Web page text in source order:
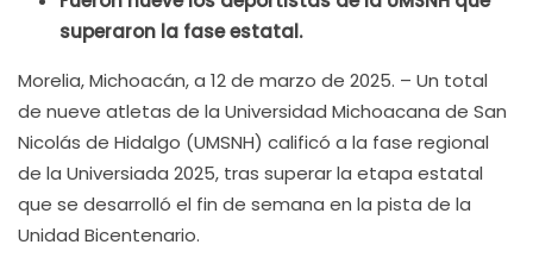
superaron la fase estatal.
Morelia, Michoacán, a 12 de marzo de 2025. – Un total
de nueve atletas de la Universidad Michoacana de San
Nicolás de Hidalgo (UMSNH) calificó a la fase regional
de la Universiada 2025, tras superar la etapa estatal
que se desarrolló el fin de semana en la pista de la
Unidad Bicentenario.